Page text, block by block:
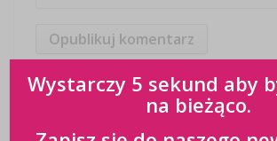
Wystarczy 5 sekund aby
na bieżąco.